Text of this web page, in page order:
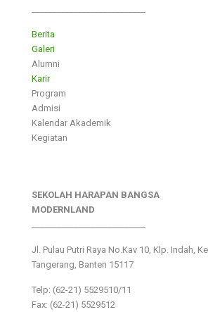
Berita
Galeri
Alumni
Karir
Program
Admisi
Kalendar Akademik
Kegiatan
SEKOLAH HARAPAN BANGSA
MODERNLAND
Jl. Pulau Putri Raya No.Kav 10, Klp. Indah,
Tangerang, Banten 15117
Telp: (62-21) 5529510/11
Fax: (62-21) 5529512